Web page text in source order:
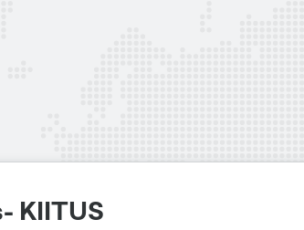
KIITUS